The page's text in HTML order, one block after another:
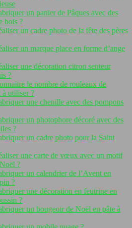
un panier de Pâques avec des
bois ?
un cadre photo de la fête des pères
un marque place en forme d’ange
une décoration citron senteur
?
le nombre de rouleaux de
à utiliser ?
une chenille avec des pompons
un photophore décoré avec des
?
un cadre photo pour la Saint
une carte de vœux avec un motif
?
un calendrier de l’Avent en
?
une décoration en feutrine en
?
un bougeoir de Noël en pâte à